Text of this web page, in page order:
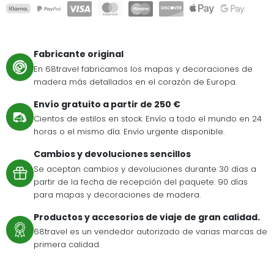
Fabricante original
En 68travel fabricamos los mapas y decoraciones de
madera más detallados en el corazón de Europa.
Envío gratuito a partir de 250 €
Cientos de estilos en stock. Envío a todo el mundo en 24
horas o el mismo día. Envío urgente disponible.
Cambios y devoluciones sencillos
Se aceptan cambios y devoluciones durante 30 días a
partir de la fecha de recepción del paquete. 90 días
para mapas y decoraciones de madera.
Productos y accesorios de viaje de gran calidad.
68travel es un vendedor autorizado de varias marcas de
primera calidad.